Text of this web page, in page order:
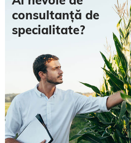
consultanță de
specialitate?